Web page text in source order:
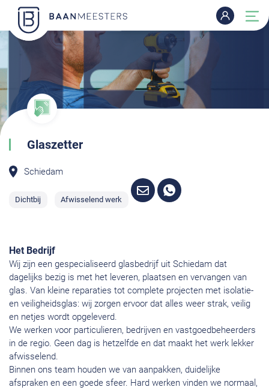
Glaszetter
Schiedam
Dichtbij Afwisselend werk
Het Bedrijf
Wij zijn een gespecialiseerd glasbedrijf uit Schiedam dat
dagelijks bezig is met het leveren, plaatsen en vervangen van
glas. Van kleine reparaties tot complete projecten met isolatie-
en veiligheidsglas: wij zorgen ervoor dat alles weer strak, veilig
en netjes wordt opgeleverd.
We werken voor particulieren, bedrijven en vastgoedbeheerders
in de regio. Geen dag is hetzelfde en dat maakt het werk lekker
afwisselend.
Binnen ons team houden we van aanpakken, duidelijke
afspraken en een goede sfeer. Hard werken vinden we normaal,